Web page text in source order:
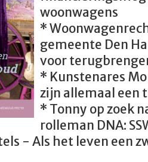
woonwagens
*
gemeente Den
voor
* Kunstenares
zijn allemaal een
* Tonny op zoek
rolleman DNA:
- Als het leven een